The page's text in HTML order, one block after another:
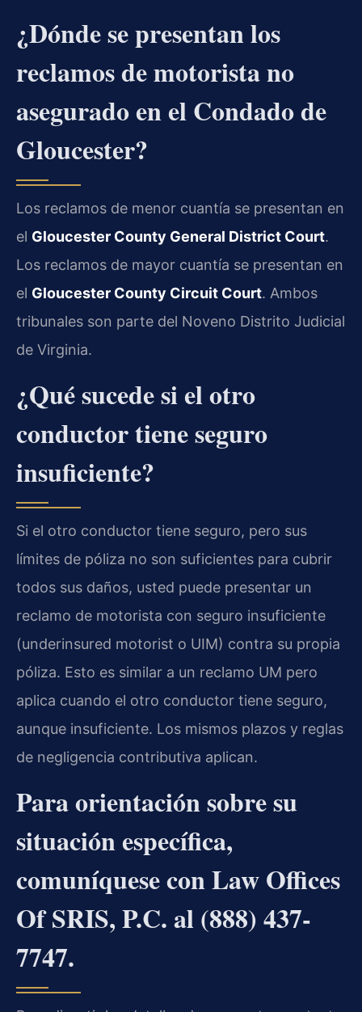
¿Dónde se presentan los
reclamos de motorista no
asegurado en el Condado de
Gloucester?
Los reclamos de menor cuantía se presentan en
el Gloucester County General District Court.
Los reclamos de mayor cuantía se presentan en
el Gloucester County Circuit Court. Ambos
tribunales son parte del Noveno Distrito Judicial
de Virginia.
¿Qué sucede si el otro
conductor tiene seguro
insuficiente?
Si el otro conductor tiene seguro, pero sus
límites de póliza no son suficientes para cubrir
todos sus daños, usted puede presentar un
reclamo de motorista con seguro insuficiente
(underinsured motorist o UIM) contra su propia
póliza. Esto es similar a un reclamo UM pero
aplica cuando el otro conductor tiene seguro,
aunque insuficiente. Los mismos plazos y reglas
de negligencia contributiva aplican.
Para orientación sobre su
situación específica,
comuníquese con Law Offices
Of SRIS, P.C. al (888) 437-
7747.